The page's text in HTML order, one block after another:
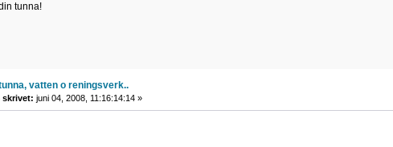
tunna!
vatten o reningsverk..
skrivet: juni 04, 2008, 11:16:14:14 »